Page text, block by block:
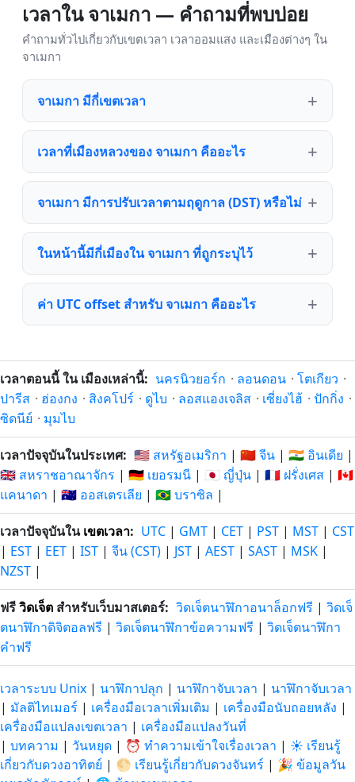
เวลาใน จาเมกา — คำถามที่พบบ่อย
คำถามทั่วไปเกี่ยวกับเขตเวลา เวลาออมแสง และเมืองต่างๆ ใน
จาเมกา
จาเมกา มีกี่เขตเวลา
เวลาที่เมืองหลวงของ จาเมกา คืออะไร
จาเมกา มีการปรับเวลาตามฤดูกาล (DST) หรือไม่
ในหน้านี้มีกี่เมืองใน จาเมกา ที่ถูกระบุไว้
ค่า UTC offset สำหรับ จาเมกา คืออะไร
เวลาตอนนี้ ใน เมืองเหล่านี้: นครนิวยอร์ก · ลอนดอน · โตเกียว ·
ปารีส · ฮ่องกง · สิงคโปร์ · ดูไบ · ลอสแองเจลิส · เซี่ยงไฮ้ · ปักกิ่ง ·
ซิดนีย์ · มุมไบ
เวลาปัจจุบันในประเทศ: 🇺🇸 สหรัฐอเมริกา | 🇨🇳 จีน | 🇮🇳 อินเดีย |
🇬🇧 สหราชอาณาจักร | 🇩🇪 เยอรมนี | 🇯🇵 ญี่ปุ่น | 🇫🇷 ฝรั่งเศส | 🇨🇦
แคนาดา | 🇦🇺 ออสเตรเลีย | 🇧🇷 บราซิล |
เวลาปัจจุบันในเขตเวลา: UTC | GMT | CET | PST | MST | CST
| EST | EET | IST | จีน (CST) | JST | AEST | SAST | MSK |
NZST |
ฟรีวิดเจ็ต สำหรับเว็บมาสเตอร์: วิดเจ็ตนาฬิกาอนาล็อกฟรี | วิดเจ็
ตนาฬิกาดิจิตอลฟรี | วิดเจ็ตนาฬิกาข้อความฟรี | วิดเจ็ตนาฬิกา
คำฟรี
เวลาระบบ Unix | นาฬิกาปลุก | นาฬิกาจับเวลา | นาฬิกาจับเวลา
| มัลติไทเมอร์ | เครื่องมือเวลาเพิ่มเติม | เครื่องมือนับถอยหลัง |
เครื่องมือแปลงเขตเวลา | เครื่องมือแปลงวันที่
| บทความ | วันหยุด | ⏰ ทำความเข้าใจเรื่องเวลา | ☀️ เรียนรู้
เกี่ยวกับดวงอาทิตย์ | 🌕 เรียนรู้เกี่ยวกับดวงจันทร์ | 🎉 ข้อมูลวัน